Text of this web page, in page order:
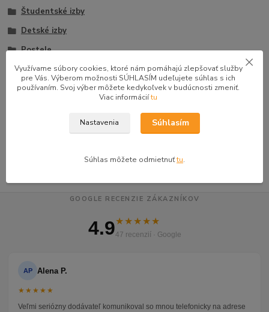
Študentské izby
Detské izby
Postele
Študentské postele
Detské postele
Jednolôžkové + úložný priestor
GOOGLE RECENZIE ZÁKAZNÍKOV
4.9★★★★★
47 recenzií · Google
AP Alena P.
★★★★★
Veľmi seriózny dodávateľ komunikoval so mnou telefonicky na adrese
Využívame súbory cookies, ktoré nám pomáhajú zlepšovať služby
pre Vás. Výberom možnosti SÚHLASÍM udeľujete súhlas s ich
používaním. Svoj výber môžete kedykoľvek v budúcnosti zmeniť.
Viac informáciítu
Nastavenia Súhlasím
Súhlas môžete odmietnuťtu.